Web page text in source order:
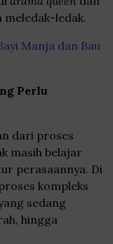
meledak-ledak.
Manja dan Bau
Perlu
dari proses
masih belajar
perasaannya. Di
kompleks
sedang
hingga